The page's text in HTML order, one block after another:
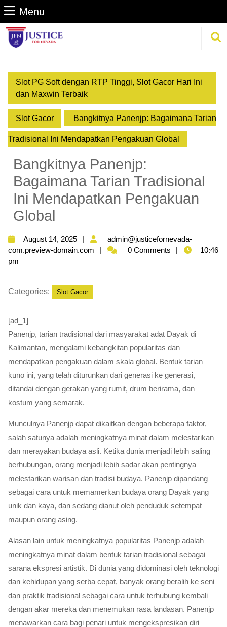
Skip
to
content
Menu
for:
Slot PG Soft dengan RTP Tinggi, Slot Gacor Hari Ini
dan Maxwin Terbaik
Slot Gacor Bangkitnya Panenjp: Bagaimana Tarian
Tradisional Ini Mendapatkan Pengakuan Global
Bangkitnya Panenjp:
Bagaimana Tarian Tradisional
Ini Mendapatkan Pengakuan
Global
August 14, 2025
August
14,
admin@justicefornevada-
com.preview-domain.com
admin@justicefornevada-
domain.com
0 Comments
10:46
pm
Categories: Slot Gacor
[ad_1]
Panenjp, tarian tradisional dari masyarakat adat Dayak di
Kalimantan, mengalami kebangkitan popularitas dan
mendapatkan pengakuan dalam skala global. Bentuk tarian
kuno ini, yang telah diturunkan dari generasi ke generasi,
ditandai dengan gerakan yang rumit, drum berirama, dan
kostum yang semarak.
Munculnya Panenjp dapat dikaitkan dengan beberapa faktor,
salah satunya adalah meningkatnya minat dalam melestarikan
dan merayakan budaya asli. Ketika dunia menjadi lebih saling
berhubungan, orang menjadi lebih sadar akan pentingnya
melestarikan warisan dan tradisi budaya. Panenjp dipandang
sebagai cara untuk memamerkan budaya orang Dayak yang
unik dan kaya, dan sedang dianut oleh penduduk setempat
maupun orang asing.
Alasan lain untuk meningkatnya popularitas Panenjp adalah
meningkatnya minat dalam bentuk tarian tradisional sebagai
sarana ekspresi artistik. Di dunia yang didominasi oleh teknologi
dan kehidupan yang serba cepat, banyak orang beralih ke seni
dan praktik tradisional sebagai cara untuk terhubung kembali
dengan akar mereka dan menemukan rasa landasan. Panenjp
menawarkan cara bagi penari untuk mengekspresikan diri